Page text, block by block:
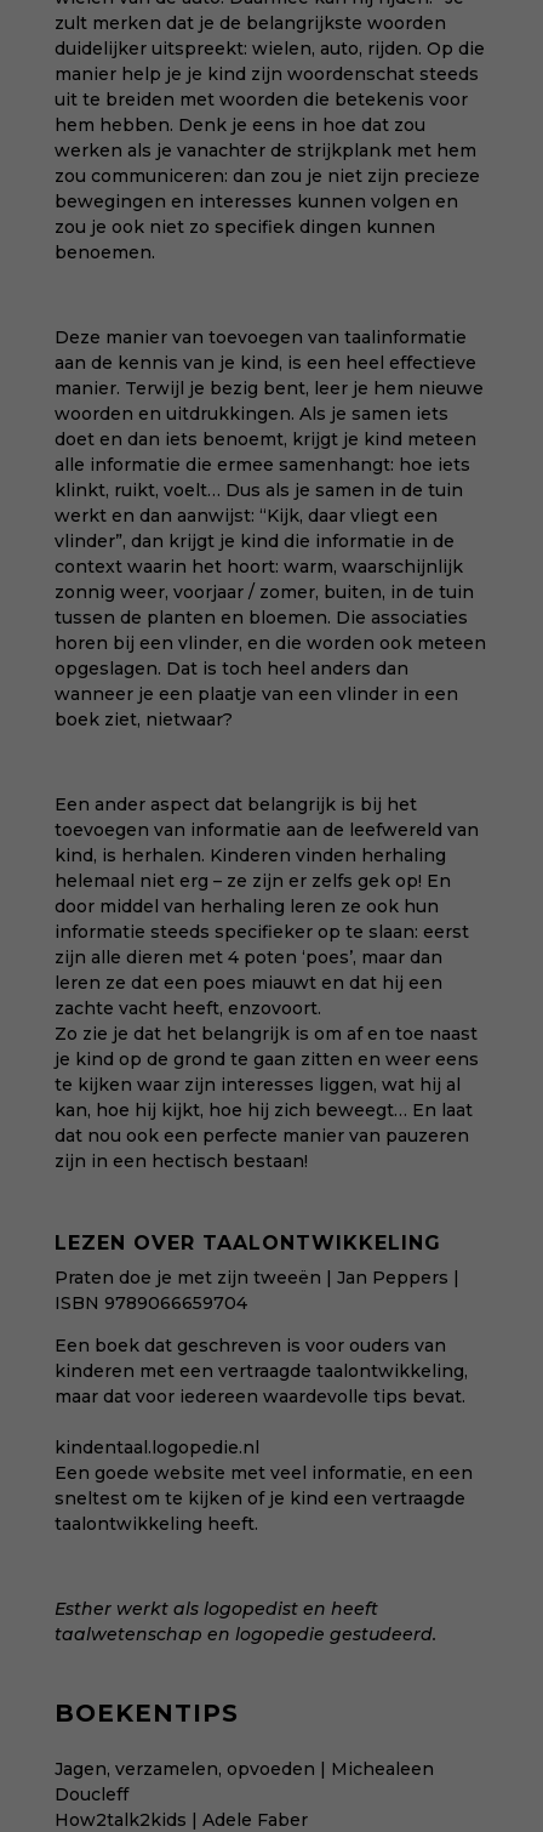
zult merken dat je de belangrijkste woorden
duidelijker uitspreekt: wielen, auto, rijden. Op die
manier help je je kind zijn woordenschat steeds
uit te breiden met woorden die betekenis voor
hem hebben. Denk je eens in hoe dat zou
werken als je vanachter de strijkplank met hem
zou communiceren: dan zou je niet zijn precieze
bewegingen en interesses kunnen volgen en
zou je ook niet zo specifiek dingen kunnen
benoemen.
Deze manier van toevoegen van taalinformatie
aan de kennis van je kind, is een heel effectieve
manier. Terwijl je bezig bent, leer je hem nieuwe
woorden en uitdrukkingen. Als je samen iets
doet en dan iets benoemt, krijgt je kind meteen
alle informatie die ermee samenhangt: hoe iets
klinkt, ruikt, voelt… Dus als je samen in de tuin
werkt en dan aanwijst: “Kijk, daar vliegt een
vlinder”, dan krijgt je kind die informatie in de
context waarin het hoort: warm, waarschijnlijk
zonnig weer, voorjaar / zomer, buiten, in de tuin
tussen de planten en bloemen. Die associaties
horen bij een vlinder, en die worden ook meteen
opgeslagen. Dat is toch heel anders dan
wanneer je een plaatje van een vlinder in een
boek ziet, nietwaar?
Een ander aspect dat belangrijk is bij het
toevoegen van informatie aan de leefwereld van
kind, is herhalen. Kinderen vinden herhaling
helemaal niet erg – ze zijn er zelfs gek op! En
door middel van herhaling leren ze ook hun
informatie steeds specifieker op te slaan: eerst
zijn alle dieren met 4 poten ‘poes’, maar dan
leren ze dat een poes miauwt en dat hij een
zachte vacht heeft, enzovoort.
Zo zie je dat het belangrijk is om af en toe naast
je kind op de grond te gaan zitten en weer eens
te kijken waar zijn interesses liggen, wat hij al
kan, hoe hij kijkt, hoe hij zich beweegt… En laat
dat nou ook een perfecte manier van pauzeren
zijn in een hectisch bestaan!
LEZEN OVER TAALONTWIKKELING
Praten doe je met zijn tweeën | Jan Peppers |
ISBN 9789066659704
Een boek dat geschreven is voor ouders van
kinderen met een vertraagde taalontwikkeling,
maar dat voor iedereen waardevolle tips bevat.
kindentaal.logopedie.nl
Een goede website met veel informatie, en een
sneltest om te kijken of je kind een vertraagde
taalontwikkeling heeft.
Esther werkt als logopedist en heeft
taalwetenschap en logopedie gestudeerd.
BOEKENTIPS
Jagen, verzamelen, opvoeden | Michealeen
Doucleff
How2talk2kids | Adele Faber